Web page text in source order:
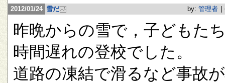
2012/01/24 雪だ by: 管理者
昨晩からの雪で，子どもた
時間遅れの登校でした。
道路の凍結で滑るなど事故